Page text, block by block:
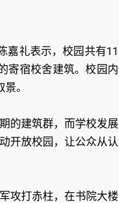
嘉礼表示，校园共有11
寄宿校舍建筑。校园内
。
的建筑群，而学校发展
开放校园，让公众从认
攻打赤柱，在书院大楼